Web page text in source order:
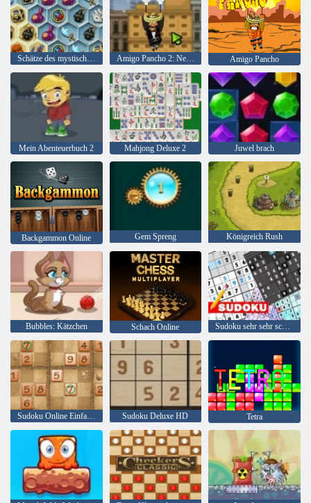
Schätze des mystischen Meeres Amigo Pancho 2: New York Party Amigo Pancho
Mein Abenteuerbuch 2 Mahjong Deluxe 2 Juwel brach
Backgammon Online Gem Spreng Königreich Rush
Bubbles: Kätzchen Schach Online Sudoku sehr sehr schwer!
Sudoku Online Einfash und Schwer Sudoku Deluxe HD Tetra